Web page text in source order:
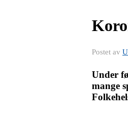
Postet av
Under
mange